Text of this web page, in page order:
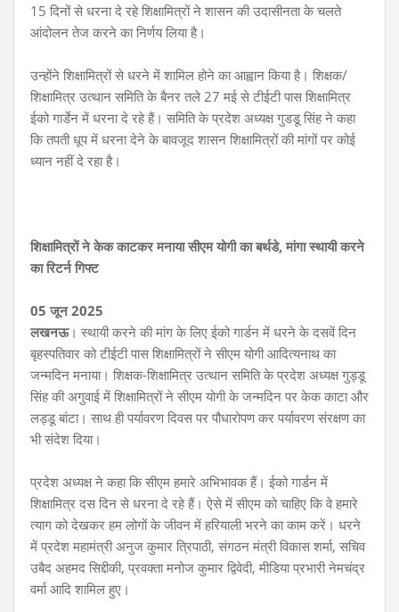
15 दिनों से धरना दे रहे शिक्षामित्रों ने शासन की उदासीनता के चलते
आंदोलन तेज करने का निर्णय लिया है।
उन्होंने शिक्षामित्रों से धरने में शामिल होने का आह्वान किया है। शिक्षक/
शिक्षामित्र उत्थान समिति के बैनर तले 27 मई से टीईटी पास शिक्षामित्र
ईको गार्डेन में धरना दे रहे हैं। समिति के प्रदेश अध्यक्ष गुडडू सिंह ने कहा
कि तपती धूप में धरना देने के बावजूद शासन शिक्षामित्रों की मांगों पर कोई
ध्यान नहीं दे रहा है।
शिक्षामित्रों ने केक काटकर मनाया सीएम योगी का बर्थडे, मांगा स्थायी करने
का रिटर्न गिफ्ट
05 जून 2025
लखनऊ। स्थायी करने की मांग के लिए ईको गार्डन में धरने के दसवें दिन
बृहस्पतिवार को टीईटी पास शिक्षामित्रों ने सीएम योगी आदित्यनाथ का
जन्मदिन मनाया। शिक्षक-शिक्षामित्र उत्थान समिति के प्रदेश अध्यक्ष गुड्डू
सिंह की अगुवाई में शिक्षामित्रों ने सीएम योगी के जन्मदिन पर केक काटा और
लड्डू बांटा। साथ ही पर्यावरण दिवस पर पौधारोपण कर पर्यावरण संरक्षण का
भी संदेश दिया।
प्रदेश अध्यक्ष ने कहा कि सीएम हमारे अभिभावक हैं। ईको गार्डन में
शिक्षामित्र दस दिन से धरना दे रहे हैं। ऐसे में सीएम को चाहिए कि वे हमारे
त्याग को देखकर हम लोगों के जीवन में हरियाली भरने का काम करें। धरने
में प्रदेश महामंत्री अनुज कुमार त्रिपाठी, संगठन मंत्री विकास शर्मा, सचिव
उबैद अहमद सिद्दीकी, प्रवक्ता मनोज कुमार द्विवेदी, मीडिया प्रभारी नेमचंद्र
वर्मा आदि शामिल हुए।